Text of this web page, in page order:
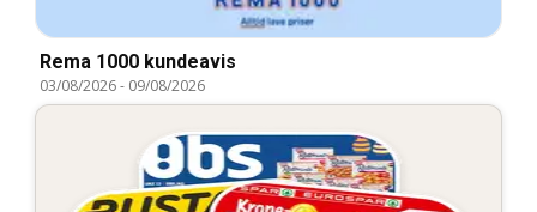
Rema 1000 kundeavis
03/08/2026- 09/08/2026